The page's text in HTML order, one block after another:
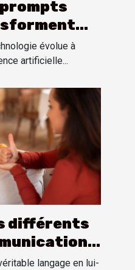
les IA
évolue à
artificielle...
différents
langage en lui-